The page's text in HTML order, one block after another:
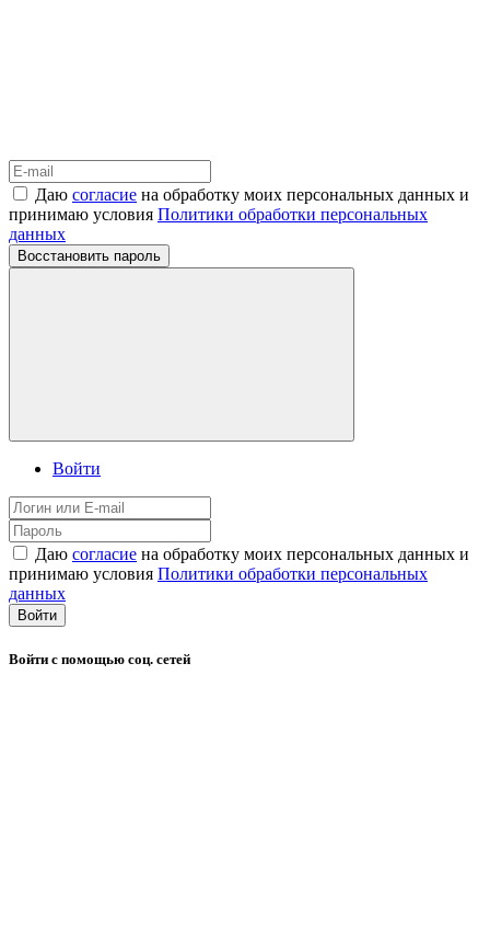
Даю согласие на обработку моих персональных данных и
принимаю условия Политики обработки персональных
данных
Восстановить пароль
Войти
Даю согласие на обработку моих персональных данных и
принимаю условия Политики обработки персональных
данных
Войти
Войти с помощью соц. сетей